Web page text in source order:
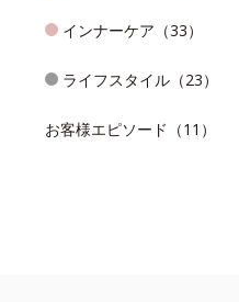
インナーケア（33）
ライフスタイル（23）
お客様エピソード（11）